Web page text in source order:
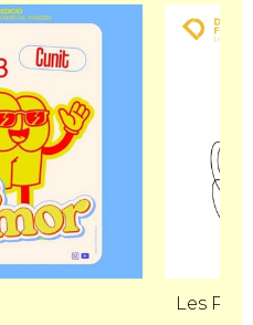
Les